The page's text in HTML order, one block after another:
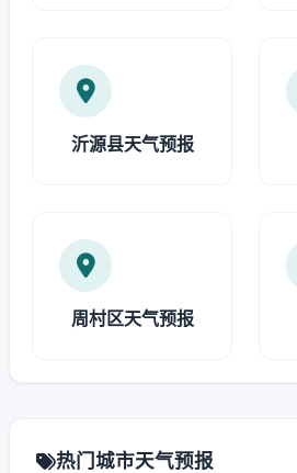
沂源县天气预报
周村区天气预报
热门城市天气预报